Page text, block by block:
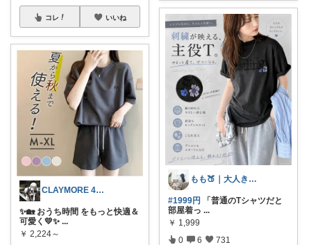
コレ いいね
CLAYMORE 4日経由購入感謝です
✨🏡 おうち時間 をもっと快適＆
可愛く💛✨ ...
￥ 2,224～
もも🍑｜大人きれいめファッション
#1999円
「普通のTシャツだと
部屋着っ ...
￥ 1,999
0 6 731